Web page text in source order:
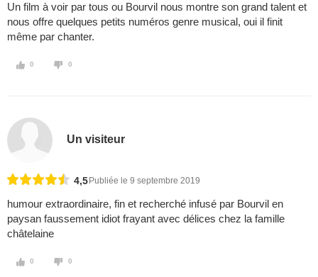
Un film à voir par tous ou Bourvil nous montre son grand talent et
nous offre quelques petits numéros genre musical, oui il finit
même par chanter.
0 0
Un visiteur
4,5 Publiée le 9 septembre 2019
humour extraordinaire, fin et recherché infusé par Bourvil en
paysan faussement idiot frayant avec délices chez la famille
châtelaine
0 0